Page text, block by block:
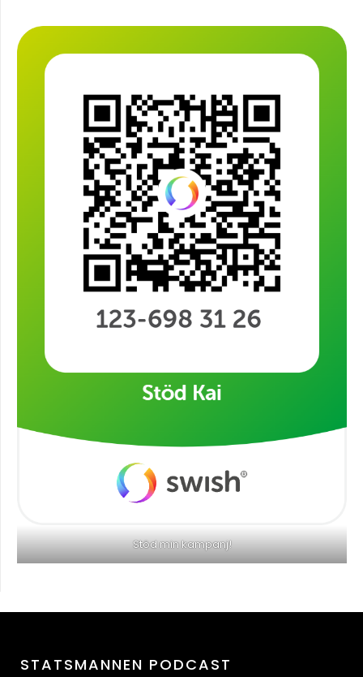
Stöd min kampanj!
STATSMANNEN PODCAST